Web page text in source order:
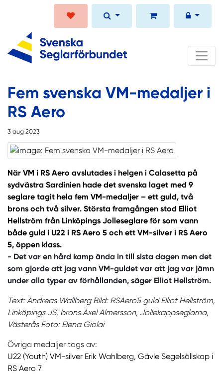
Fem svenska VM-medaljer i
RS Aero
3 aug 2023
När VM i RS Aero avslutades i helgen i Calasetta på
sydvästra Sardinien hade det svenska laget med 9
seglare tagit hela fem VM-medaljer – ett guld, två
brons och två silver. Största framgången stod Elliot
Hellström från Linköpings Jolleseglare för som vann
både guld i U22 i RS Aero 5 och ett VM-silver i RS Aero
5, öppen klass.
- Det var en hård kamp ända in till sista dagen men det
som gjorde att jag vann VM-guldet var att jag var jämn
under alla typer av förhållanden, säger Elliot Hellström.
Text: Andreas Wallberg Bild: RSAero5 guld Elliot Hellström,
Linköpings JS, brons Axel Almersson, Jollekappseglarna,
Västerås Foto: Elena Giolai
Övriga medaljer togs av:
U22 (Youth) VM-silver Erik Wahlberg, Gävle Segelsällskap i
RS Aero 7